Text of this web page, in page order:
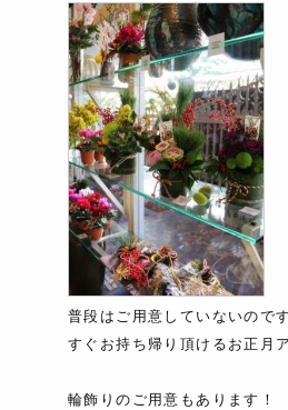
普段はご用意していないので
すぐお持ち帰り頂けるお正月
輪飾りのご用意もあります！